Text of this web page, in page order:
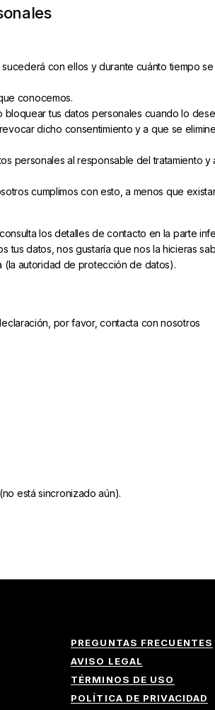
con ellos y durante cuánto tiempo se
conocemos.
tus datos personales cuando lo
dicho consentimiento y a que se
personales al responsable del tratamiento y
cumplimos con esto, a menos que
los detalles de contacto en la parte
tus datos, nos gustaría que nos la hicieras
(la autoridad de protección de datos).
por favor, contacta con nosotros
está sincronizado aún).
PREGUNTAS FRECUENTES
AVISO LEGAL
TÉRMINOS DE USO
POLÍTICA DE PRIVACIDAD